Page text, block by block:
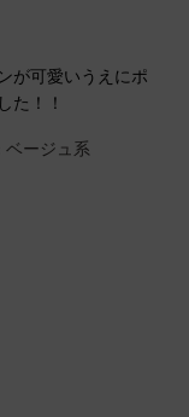
が可愛いうえにポ
た！！
ベージュ系